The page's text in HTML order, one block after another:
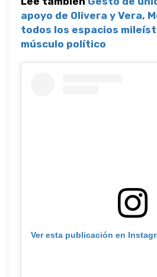
apoyo de Olivera y Vera,
todos los espacios
músculo político
Ver esta publicación en